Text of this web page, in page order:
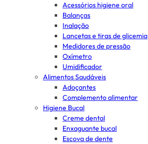
Acessórios higiene oral
Balanças
Inalação
Lancetas e tiras de glicemia
Medidores de pressão
Oxímetro
Umidificador
Alimentos Saudáveis
Adoçantes
Complemento alimentar
Higiene Bucal
Creme dental
Enxaguante bucal
Escova de dente